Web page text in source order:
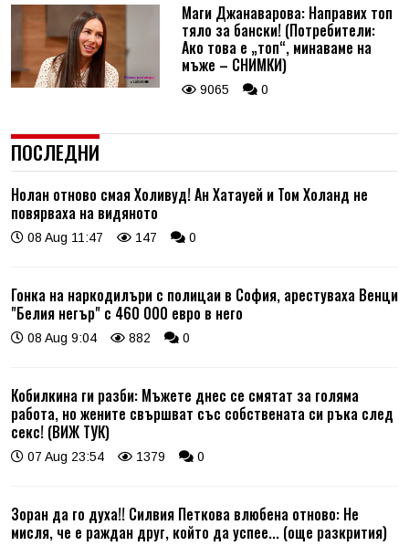
Маги Джанаварова: Направих топ
тяло за бански! (Потребители:
Ако това е „топ“, минаваме на
мъже – СНИМКИ)
9065 0
ПОСЛЕДНИ
Нолан отново смая Холивуд! Ан Хатауей и Том Холанд не
повярваха на видяното
08 Aug 11:47 147 0
Гонка на наркодилъри с полицаи в София, арестуваха Венци
"Белия негър" с 460 000 евро в него
08 Aug 9:04 882 0
Кобилкина ги разби: Мъжете днес се смятат за голяма
работа, но жените свършват със собствената си ръка след
секс! (ВИЖ ТУК)
07 Aug 23:54 1379 0
Зоран да го духа!! Силвия Петкова влюбена отново: Не
мисля, че е раждан друг, който да успее... (още разкрития)